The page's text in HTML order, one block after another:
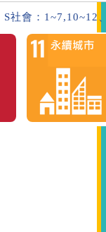
S社會：